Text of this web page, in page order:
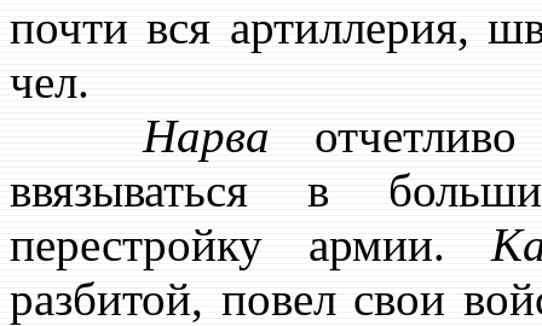
почти вся артиллерия,
чел.
Нарва
ввязываться в
перестройку армии.
разбитой, повел свои